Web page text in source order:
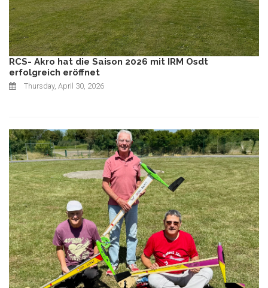
RCS- Akro hat die Saison 2026 mit IRM Osdt
erfolgreich eröffnet
Thursday, April 30, 2026